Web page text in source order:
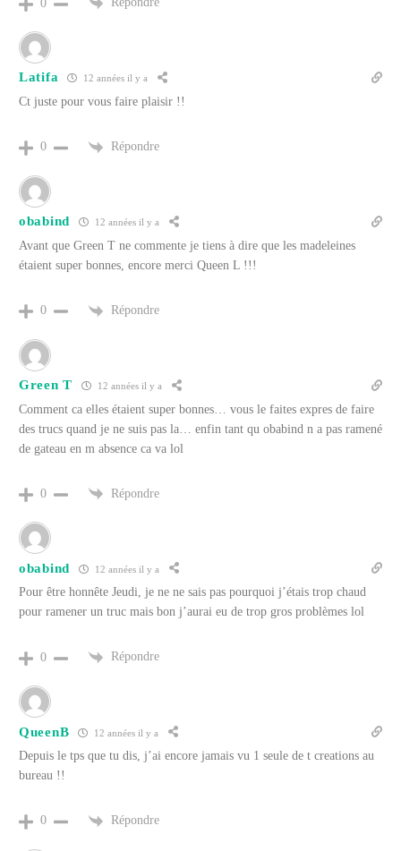
0
Latifa 12 années il y a
Ct juste pour vous faire plaisir !!
0 Répondre
obabind 12 années il y a
Avant que Green T ne commente je tiens à dire que les madeleines
étaient super bonnes, encore merci Queen L !!!
0 Répondre
Green T 12 années il y a
Comment ca elles étaient super bonnes… vous le faites expres de faire
des trucs quand je ne suis pas la… enfin tant qu obabind n a pas ramené
de gateau en m absence ca va lol
0 Répondre
obabind 12 années il y a
Pour être honnête Jeudi, je ne ne sais pas pourquoi j’étais trop chaud
pour ramener un truc mais bon j’aurai eu de trop gros problèmes lol
0 Répondre
QueenB 12 années il y a
Depuis le tps que tu dis, j’ai encore jamais vu 1 seule de t creations au
bureau !!
0 Répondre